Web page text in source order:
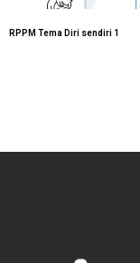
RPPM Tema Diri sendiri 1